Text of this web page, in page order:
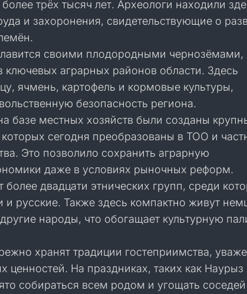
трёх тысяч лет. Археологи находили
и захоронения, свидетельствующие о
своими плодородными чернозёмами,
ключевых аграрных районов области. Здесь
ячмень, картофель и кормовые культуры,
безопасность региона.
базе местных хозяйств были созданы
сегодня преобразованы в ТОО и
Это позволило сохранить аграрную
даже в условиях рыночных реформ.
двадцати этнических групп, среди
и русские. Также здесь компактно живут
народы, что обогащает культурную
хранят традиции гостеприимства,
ценностей. На праздниках, таких как Наурыз
собираться всем родом и угощать соседей